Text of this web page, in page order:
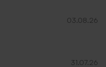
03.08.26
31.07.26